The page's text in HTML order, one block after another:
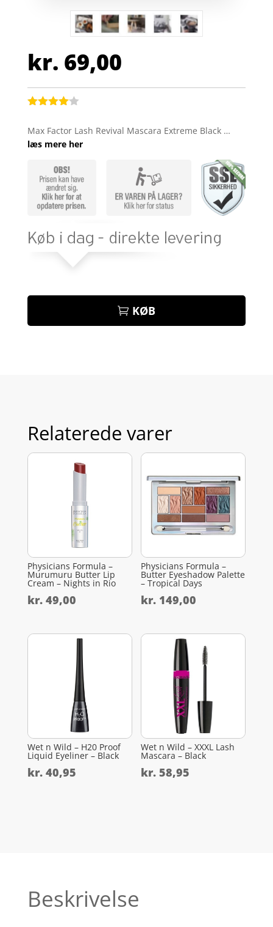
kr. 69,00
ud af 5
baseret
ømmelse
Max Factor Lash Revival Mascara Extreme Black …
læs mere her
KØB
Relaterede varer
Physicians Formula –
Murumuru Butter Lip
Cream – Nights in Rio
kr.49,00
Physicians Formula –
Butter Eyeshadow Palette
– Tropical Days
kr. 149,00
Wet n Wild – H20 Proof
Liquid Eyeliner – Black
kr.40,95
Wet n Wild – XXXL Lash
Mascara – Black
kr. 58,95
Beskrivelse